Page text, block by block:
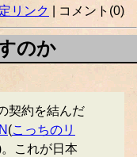
リンク
| コメント(0)
のか
契約を結んだ
(こっちのリ
これが日本